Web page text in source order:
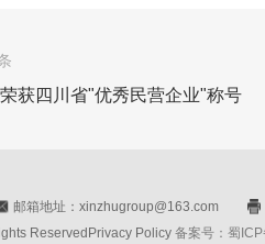
获四川省"优秀民营企业"称号
邮箱地址：xinzhugroup@163.com
ReservedPrivacy Policy 备案号：蜀